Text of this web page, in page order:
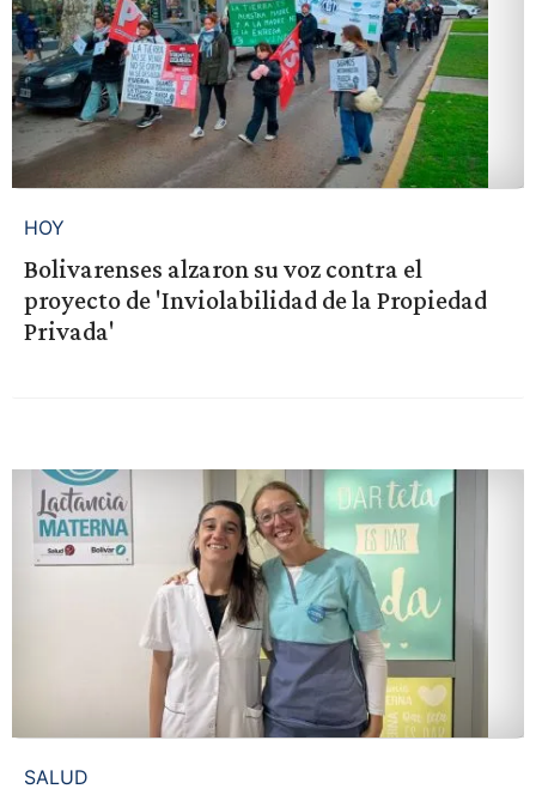
HOY
Bolivarenses alzaron su voz contra el
proyecto de 'Inviolabilidad de la Propiedad
Privada'
SALUD